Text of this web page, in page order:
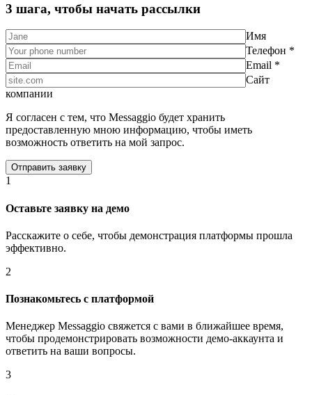
3 шага, чтобы начать рассылки
Имя
Телефон *
Email *
Сайт
компании
Я согласен с тем, что Messaggio будет хранить
предоставленную мною информацию, чтобы иметь
возможность ответить на мой запрос.
1
Оставьте заявку на демо
Расскажите о себе, чтобы демонстрация платформы прошла
эффективно.
2
Познакомьтесь с платформой
Менеджер Messaggio свяжется с вами в ближайшее время,
чтобы продемонстрировать возможности демо-аккаунта и
ответить на ваши вопросы.
3